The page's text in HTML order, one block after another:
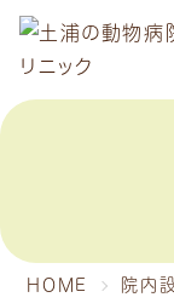
HOME 院内